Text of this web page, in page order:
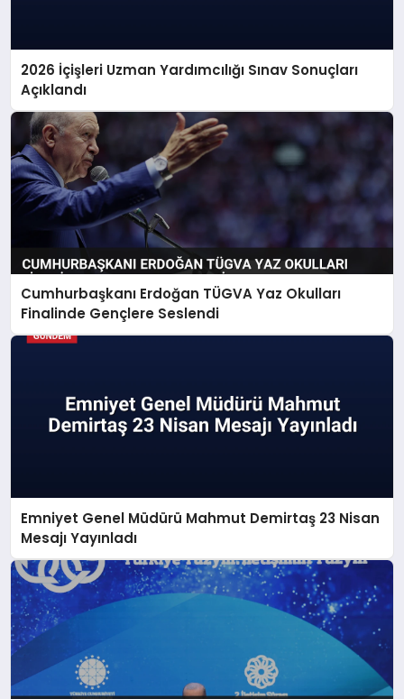
2026 İçişleri Uzman Yardımcılığı Sınav Sonuçları
Açıklandı
Cumhurbaşkanı Erdoğan TÜGVA Yaz Okulları
Finalinde Gençlere Seslendi
Emniyet Genel Müdürü Mahmut Demirtaş 23 Nisan
Mesajı Yayınladı